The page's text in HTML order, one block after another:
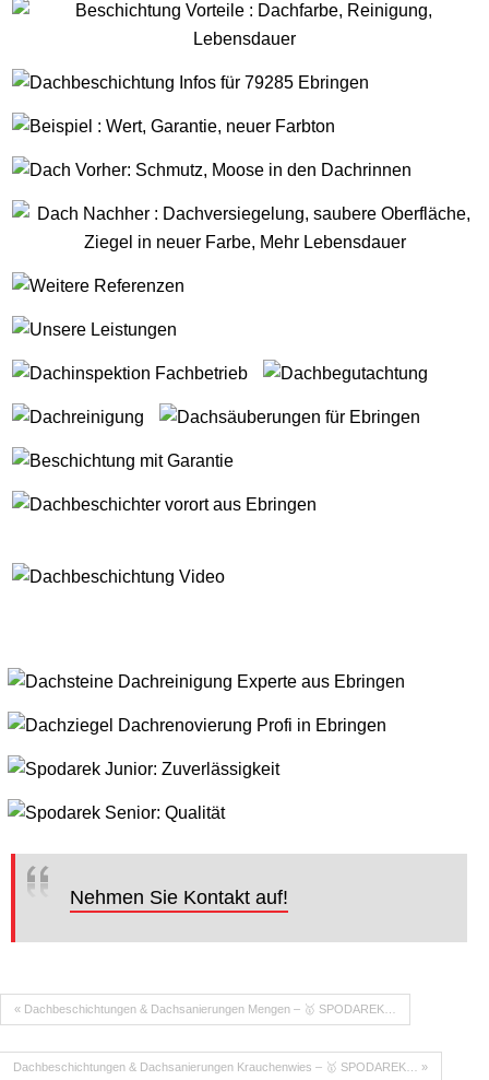
Nehmen Sie Kontakt auf!
« Dachbeschichtungen & Dachsanierungen Mengen – 🥇 SPODAREK…
Dachbeschichtungen & Dachsanierungen Krauchenwies – 🥇 SPODAREK… »